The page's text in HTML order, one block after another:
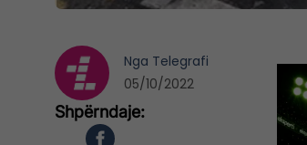
Nga Telegrafi
05/10/2022